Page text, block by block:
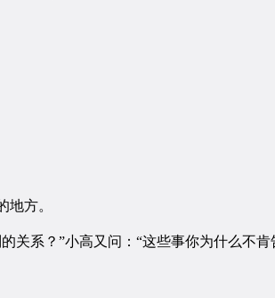
方。
系？”小高又问：“这些事你为什么不肯